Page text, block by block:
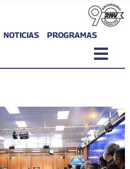
NOTICIAS PROGRAMAS